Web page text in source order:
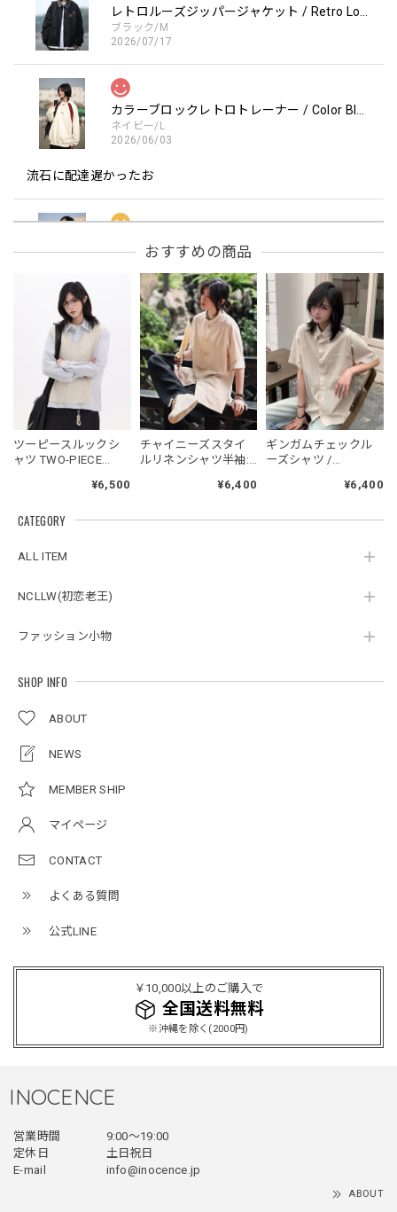
CATEGORY
ALL ITEM
NCLLW(初恋老王)
ファッション小物
SHOP INFO
ABOUT
NEWS
MEMBER SHIP
マイページ
CONTACT
よくある質問
公式LINE
￥10,000以上のご購入で
全国送料無料
※沖縄を除く(2000円)
ブラック/M
2026/07/17
ネイビー/L
2026/06/03
流石に配達遅かったお
レッド/L
2026/05/30
フーデッドスタジアムジャンバー / Hooded Stadium Jumper
ブラック/L
2026/05/28
NCLLW オリジナルドッグタグネックレス / NCLLW Original Dog Tag Necklace
2026/05/27
ボタンアクセント ポロシャツ / Button Accent Polo Shirt
2025/12/24
レッドめちゃくちゃカッコイイし可愛いです！こういうのっ
てあまり他のお店で売ってないようなデザインだと思うので
買って良かったです！！ただ写真の通り袖の方が明らかに長
ブラック/L
2025/12/24
おすすめの商品
ツーピースルックシ
ャツ TWO-PIECE
¥6,500
チャイニーズスタイ
ルリネンシャツ半袖:
¥6,400
ギンガムチェックル
ーズシャツ /
¥6,400
INOCENCE
営業時間
9:00〜19:00
定休日
土日祝日
E-mail
info@inocence.jp
ABOUT